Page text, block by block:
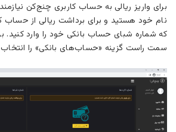
برای واریز ریالی به حساب کاربری چنج‌کن
نام خود هستید و برای برداشت ریالی از حساب
که شماره شبای حساب بانکی خود را وارد کنید.
سمت راست گزینه «حساب‌های بانکی» را انتخاب